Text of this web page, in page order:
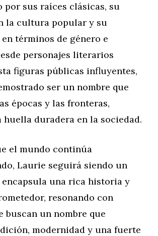
por sus raíces clásicas, su
la cultura popular y su
términos de género e
personajes literarios
figuras públicas influyentes,
ser un nombre que
épocas y las fronteras,
huella duradera en la sociedad.
el mundo continúa
Laurie seguirá siendo un
encapsula una rica historia y
resonando con
buscan un nombre que
modernidad y una fuerte